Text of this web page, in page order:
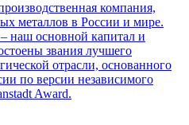
компания,
металлов в России и мире.
наш основной капитал и
звания лучшего
отрасли, основанного
по версии независимого
Award.